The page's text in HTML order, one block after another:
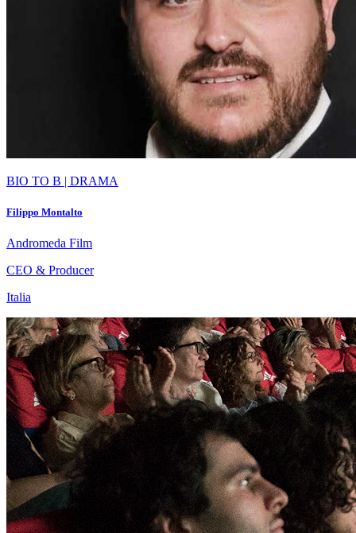
BIO TO B | DRAMA
Filippo Montalto
Andromeda Film
CEO & Producer
Italia